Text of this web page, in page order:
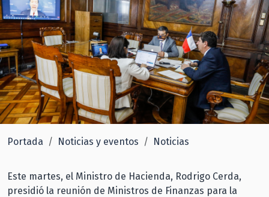
Portada Noticias y eventos Noticias
Este martes, el Ministro de Hacienda, Rodrigo Cerda,
presidió la reunión de Ministros de Finanzas para la